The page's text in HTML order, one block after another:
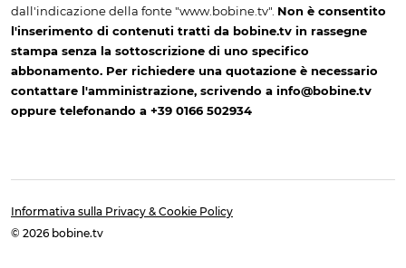
dall'indicazione della fonte "www.bobine.tv". Non è consentito
l'inserimento di contenuti tratti da bobine.tv in rassegne
stampa senza la sottoscrizione di uno specifico
abbonamento. Per richiedere una quotazione è necessario
contattare l'amministrazione, scrivendo a info@bobine.tv
oppure telefonando a +39 0166 502934
Informativa sulla Privacy & Cookie Policy
© 2026 bobine.tv